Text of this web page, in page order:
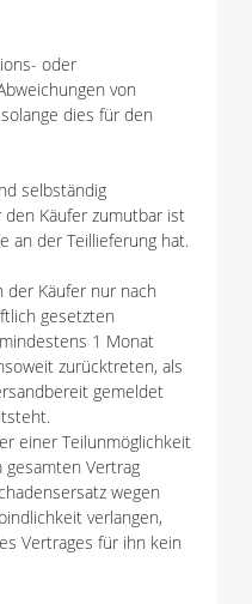
oder
von
dies für den
selbständig
Käufer zumutbar ist
an der Teillieferung hat.
der Käufer nur nach
gesetzten
1 Monat
zurücktreten, als
gemeldet
einer Teilunmöglichkeit
gesamten Vertrag
wegen
verlangen,
Vertrages für ihn kein